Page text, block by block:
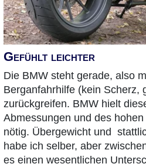
Gefühlt leichter
Die BMW steht gerade, also
Berganfahrhilfe (kein Scherz,
zurückgreifen. BMW hielt
Abmessungen und des
nötig. Übergewicht und
habe ich selber, aber
es einen wesentlichen